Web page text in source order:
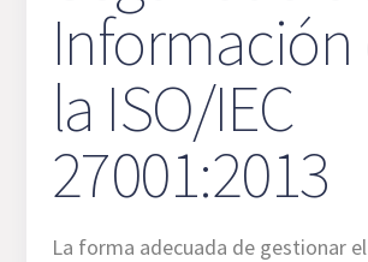
Información
la ISO/IEC
27001:2013
La forma adecuada de gestionar